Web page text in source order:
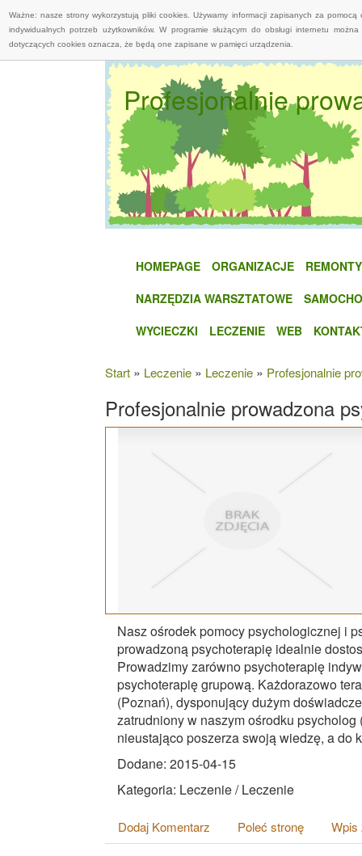
Ważne: nasze strony wykorzystują pliki cookies. Używamy informacji zapisanych za
indywidualnych potrzeb użytkowników. W programie służącym do obsługi internetu
dotyczących cookies oznacza, że będą one zapisane w pamięci urządzenia.
Profesjonalnie
HOMEPAGE ORGANIZACJE
REMONTY
NARZĘDZIA WARSZTATOWE
WYCIECZKI
LECZENIE WEB
Start » Leczenie » Leczenie » Profesjonalnie
Profesjonalnie prowadzona
Nasz ośrodek pomocy psychologicznej i
prowadzoną psychoterapię idealnie
Prowadzimy zarówno psychoterapię
psychoterapię grupową. Każdorazowo
(Poznań), dysponujący dużym
zatrudniony w naszym ośrodku
nieustająco poszerza swoją wiedzę, a do
Dodane: 2015-04-15
Kategoria: Leczenie / Leczenie
Dodaj Komentarz Poleć stronę Wpis